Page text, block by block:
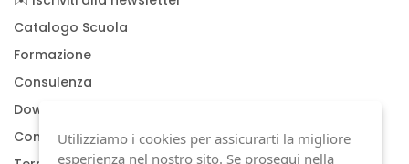
Catalogo Scuola
Formazione
Consulenza
Download documenti
Condizioni generali
Utilizziamo i cookies per assicurarti la migliore
esperienza nel nostro sito. Se prosegui nella